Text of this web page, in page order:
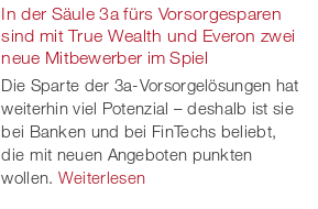
In der Säule 3a fürs Vorsorgesparen
sind mit True Wealth und Everon zwei
neue Mitbewerber im Spiel
Die Sparte der 3a-Vorsorgelösungen hat
weiterhin viel Potenzial – deshalb ist sie
bei Banken und bei FinTechs beliebt,
die mit neuen Angeboten punkten
wollen. Weiterlesen